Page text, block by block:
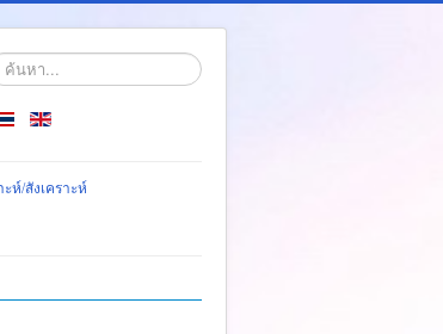
หา...
ะห์/สังเคราะห์